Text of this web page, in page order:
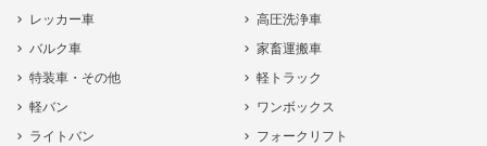
レッカー車
高圧洗浄車
バルク車
家畜運搬車
特装車・その他
軽トラック
軽バン
ワンボックス
ライトバン
フォークリフト